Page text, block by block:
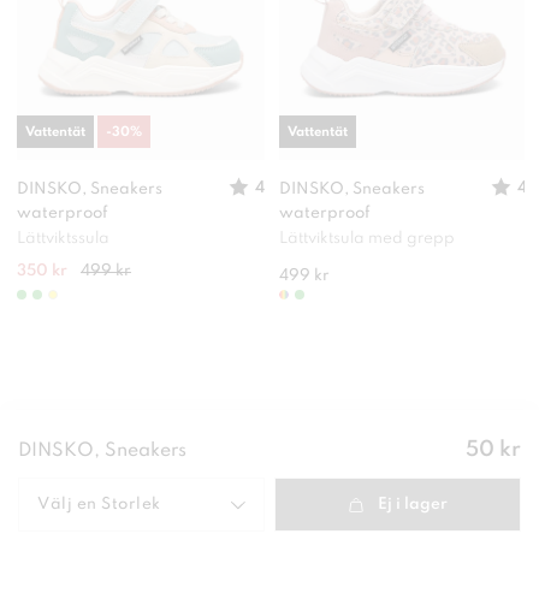
DINSKO, Sneakers
waterproof
4
Lättviktssula
350 kr 499 kr
Vattentät -30%
DINSKO, Sneakers
waterproof
4
Lättviktsula med grepp
499 kr
Vattentät
DINSKO, Sneakers Pris:
50 kr
Välj en Storlek Ej i lager